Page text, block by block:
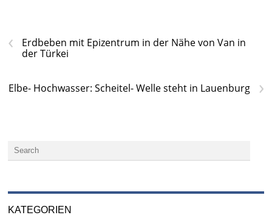
‹
Erdbeben mit Epizentrum in der Nähe von Van in
der Türkei
›
Elbe- Hochwasser: Scheitel- Welle steht in Lauenburg
KATEGORIEN